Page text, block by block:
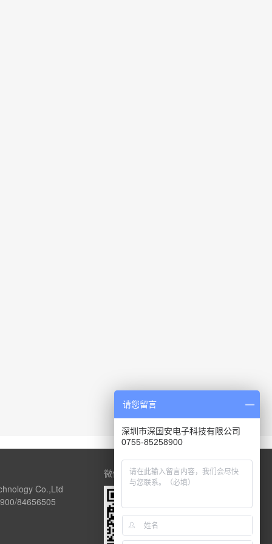
Co.,Ltd
84656505
微信公众号
请您留言
深圳市深国安电子科技有限公司
0755-85258900